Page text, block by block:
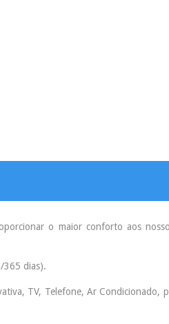
o maior conforto aos
365 dias).
TV, Telefone, Ar Condicionado,